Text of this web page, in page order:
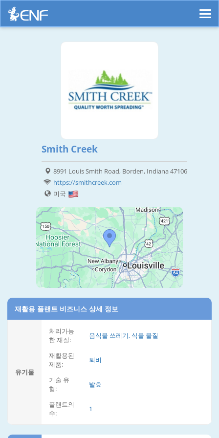
Smith Creek
8991 Louis Smith Road, Borden, Indiana 47106
https://smithcreek.com
미국
재활용 플랜트 비즈니스 상세 정보
유기물
처리가능
한 재질:
음식물 쓰레기, 식물 물질
재활용된
제품:
퇴비
기술 유
형:
발효
플랜트의
수:
1